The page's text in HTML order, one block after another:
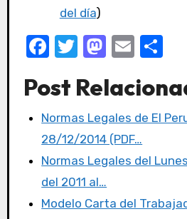
del día)
F
c
e
b
o
o
k
T
it
te
r
M
st
o
d
o
n
E
ail m
p
tir
Post
Normas Legales de El
28/12/2014 (PDF…
Normas Legales del
del 2011 al…
Modelo Carta del